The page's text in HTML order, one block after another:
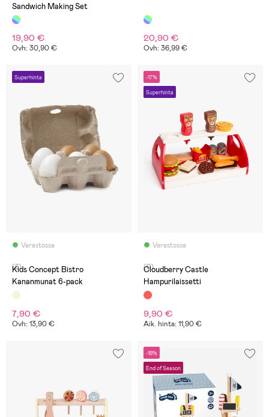
Sandwich Making Set
19,90 €
Ovh: 30,90 €
20,90 €
Ovh: 36,99 €
Superhinta
Varastossa
(8)
Kids Concept Bistro
Kananmunat 6-pack
7,90 €
Ovh: 13,90 €
-17%
Superhinta
Varastossa
(0)
Cloudberry Castle
Hampurilaissetti
9,90 €
Aik. hinta: 11,90 €
-19%
End of Season